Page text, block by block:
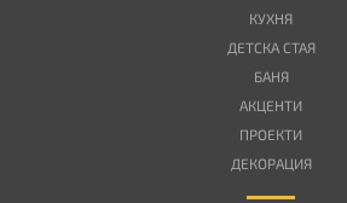
КУХНЯ
ДЕТСКА СТАЯ
БАНЯ
АКЦЕНТИ
ПРОЕКТИ
ДЕКОРАЦИЯ